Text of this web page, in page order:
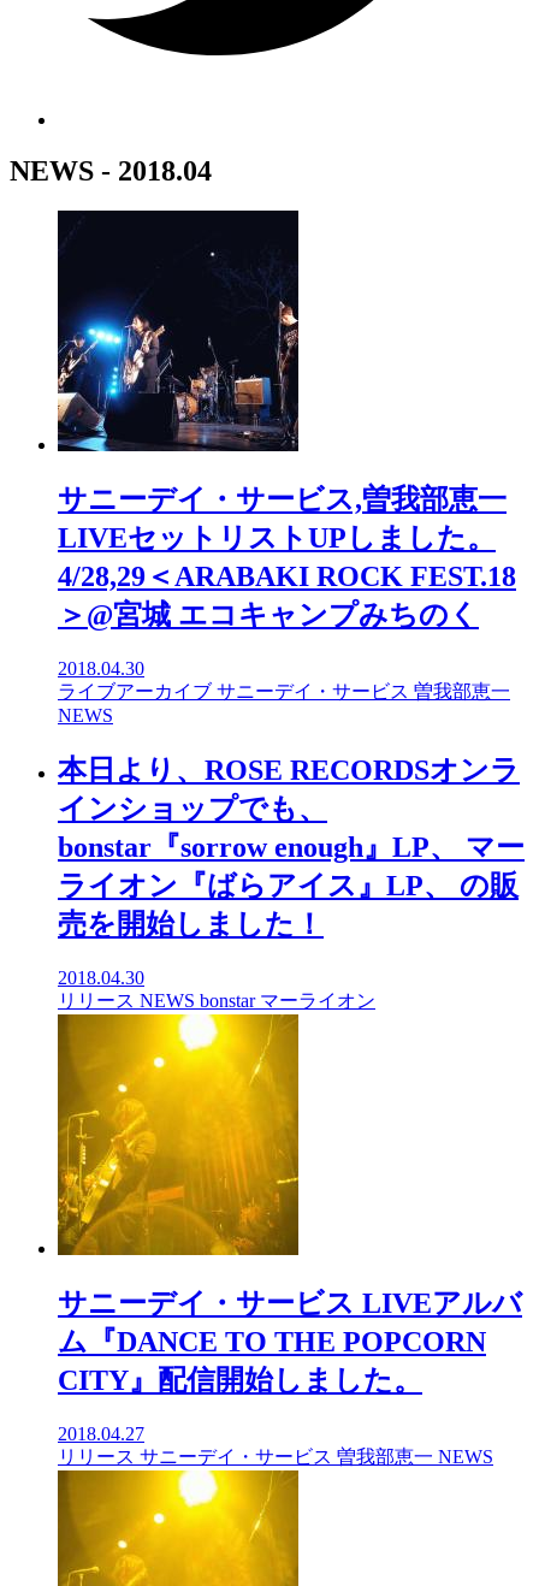
NEWS - 2018.04
サニーデイ・サービス,曽我部恵一
LIVEセットリストUPしました。
4/28,29＜ARABAKI ROCK FEST.18
＞@宮城 エコキャンプみちのく
2018.04.30
ライブアーカイブ サニーデイ・サービス 曽我部恵一
NEWS
本日より、ROSE RECORDSオンラ
インショップでも、
bonstar『sorrow enough』LP、 マー
ライオン『ばらアイス』LP、 の販
売を開始しました！
2018.04.30
リリース NEWS bonstar マーライオン
サニーデイ・サービス LIVEアルバ
ム『DANCE TO THE POPCORN
CITY』配信開始しました。
2018.04.27
リリース サニーデイ・サービス 曽我部恵一 NEWS